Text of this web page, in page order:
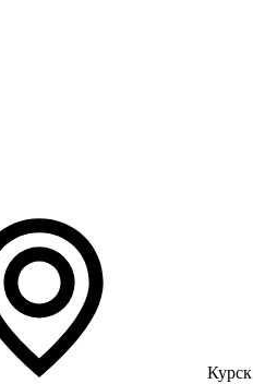
Курск